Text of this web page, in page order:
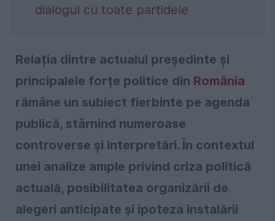
dialogul cu toate partidele
Relația dintre actualul președinte și
principalele forțe politice din România
rămâne un subiect fierbinte pe agenda
publică, stârnind numeroase
controverse și interpretări. În contextul
unei analize ample privind criza politică
actuală, posibilitatea organizării de
alegeri anticipate și ipoteza instalării